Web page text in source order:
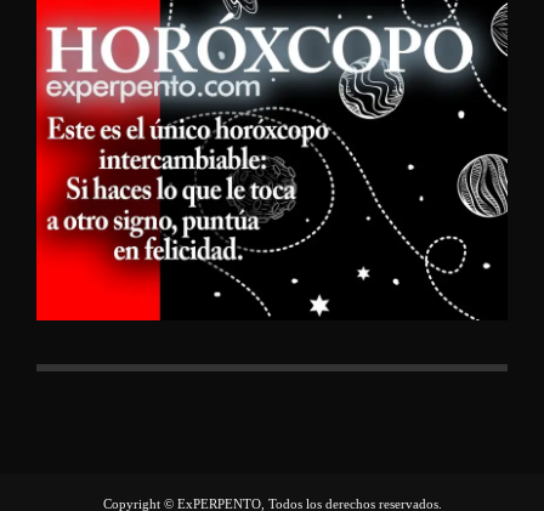
Copyright © ExPERPENTO, Todos los derechos reservados.